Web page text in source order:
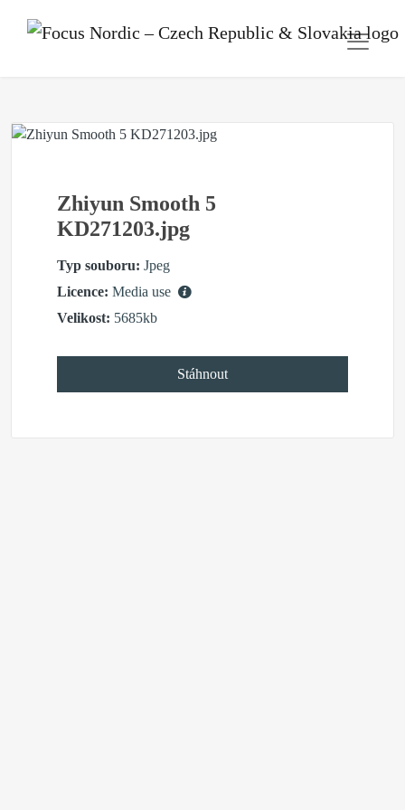
Zhiyun Smooth 5
KD271203.jpg
Typ souboru: Jpeg
Licence: Media use
Velikost: 5685kb
Stáhnout